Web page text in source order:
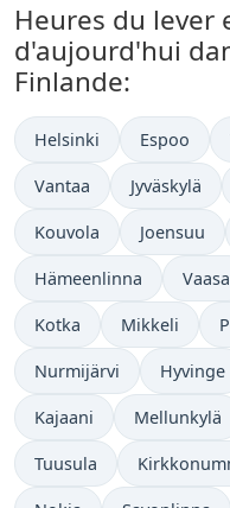
Heures du lever
d'aujourd'hui
Finlande:
Helsinki Espoo
Vantaa Jyväskylä
Kouvola Joensuu
Hämeenlinna Vaasa
Kotka Mikkeli
Nurmijärvi Hyvinge
Kajaani Mellunkylä
Tuusula